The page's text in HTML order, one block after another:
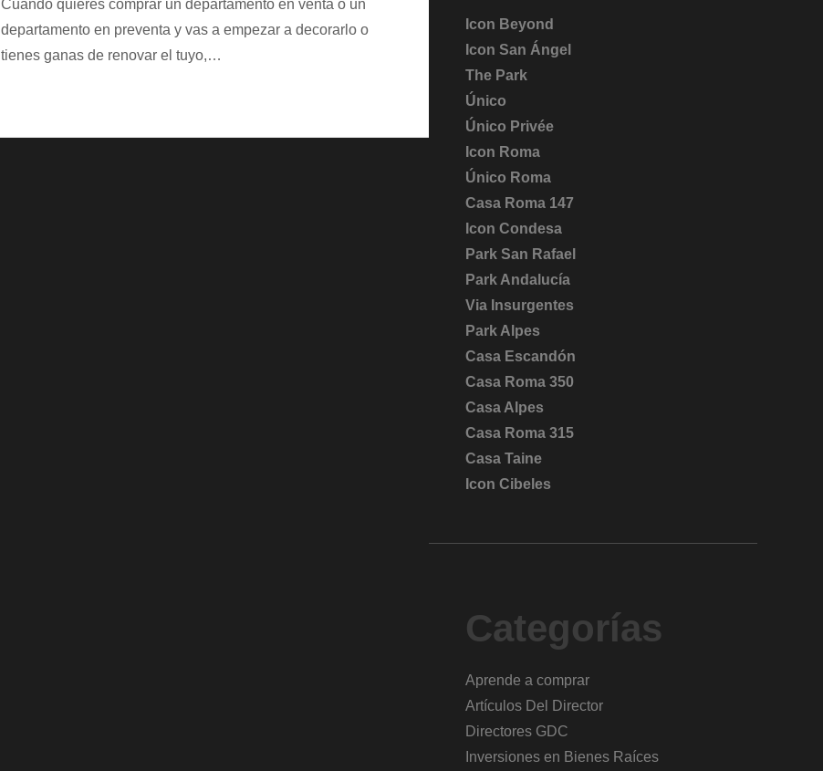
Cuando quieres comprar un departamento en venta o un
departamento en preventa y vas a empezar a decorarlo o
tienes ganas de renovar el tuyo,…
Icon Beyond
Icon San Ángel
The Park
Único
Único Privée
Icon Roma
Único Roma
Casa Roma 147
Icon Condesa
Park San Rafael
Park Andalucía
Via Insurgentes
Park Alpes
Casa Escandón
Casa Roma 350
Casa Alpes
Casa Roma 315
Casa Taine
Icon Cibeles
Categorías
Aprende a comprar
Artículos Del Director
Directores GDC
Inversiones en Bienes Raíces